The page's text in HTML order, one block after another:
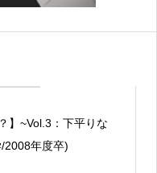
】~Vol.3：下平りな
2008年度卒)